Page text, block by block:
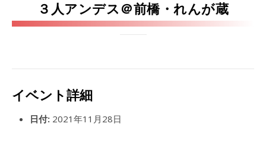
３人アンデス＠前橋・れんが蔵
イベント詳細
日付: 2021年11月28日